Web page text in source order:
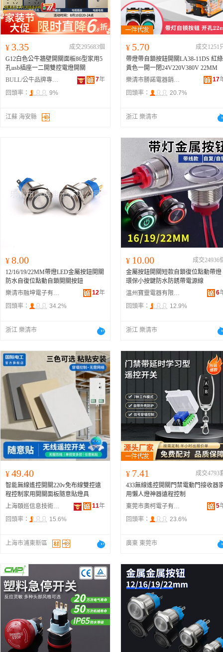
¥ 3.35
成交295683個
G12白色公牛牆壁開關面板86型家用5
孔usb插座一二開雙控電燈開關
BULL/公牛品牌專營店
7年
回頭率：
9%
江蘇 海安縣
¥ 5.70
成交1251
帶燈帶自鎖按鈕開關LA38-11DS 紅綠
黃色一開一閉24V220V380V 22MM
樂清市勝諾電器銷售中心
17
回頭率：
20.7%
浙江 樂清市
¥ 8.00
12/16/19/22MM帶燈LED金屬按鈕開關
防水自復位點動自鎖開關按鈕
樂清市融坤電子有限公司
12年
回頭率：
34.2%
浙江 樂清市
¥ 10.00
成交24936
金屬按鈕開關短款自鎖復位點動帶燈
環保小按鍵防水防銹帶電源線
溫州寶靈電器有限公司
6
回頭率：
12.9%
浙江 樂清市
¥ 49.40
智能無線遙控開關220v免布線雙控遠
程控制家用開關面板隨意貼燈具
上海頤巡信息技術有限公司
11年
回頭率：
15.6%
上海市浦東新區
¥ 7.41
成交4793
433無線遙控開關門禁電動門接收器
用懶人燈神器遠程控制
東莞市奧柯電子有限公司
5
回頭率：
23.6%
廣東 東莞市